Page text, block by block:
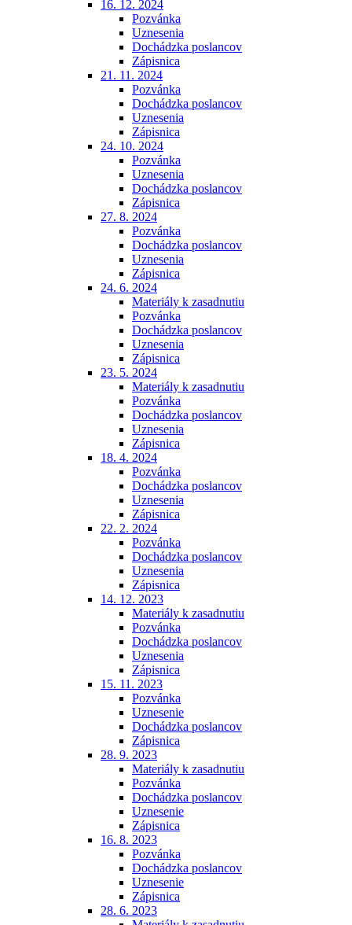
16. 12. 2024
Pozvánka
Uznesenia
Dochádzka poslancov
Zápisnica
21. 11. 2024
Pozvánka
Dochádzka poslancov
Uznesenia
Zápisnica
24. 10. 2024
Pozvánka
Uznesenia
Dochádzka poslancov
Zápisnica
27. 8. 2024
Pozvánka
Dochádzka poslancov
Uznesenia
Zápisnica
24. 6. 2024
Materiály k zasadnutiu
Pozvánka
Dochádzka poslancov
Uznesenia
Zápisnica
23. 5. 2024
Materiály k zasadnutiu
Pozvánka
Dochádzka poslancov
Uznesenia
Zápisnica
18. 4. 2024
Pozvánka
Dochádzka poslancov
Uznesenia
Zápisnica
22. 2. 2024
Pozvánka
Dochádzka poslancov
Uznesenia
Zápisnica
14. 12. 2023
Materiály k zasadnutiu
Pozvánka
Dochádzka poslancov
Uznesenia
Zápisnica
15. 11. 2023
Pozvánka
Uznesenie
Dochádzka poslancov
Zápisnica
28. 9. 2023
Materiály k zasadnutiu
Pozvánka
Dochádzka poslancov
Uznesenie
Zápisnica
16. 8. 2023
Pozvánka
Dochádzka poslancov
Uznesenie
Zápisnica
28. 6. 2023